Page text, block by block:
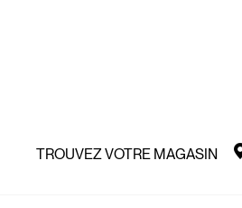
TROUVEZ VOTRE MAGASIN